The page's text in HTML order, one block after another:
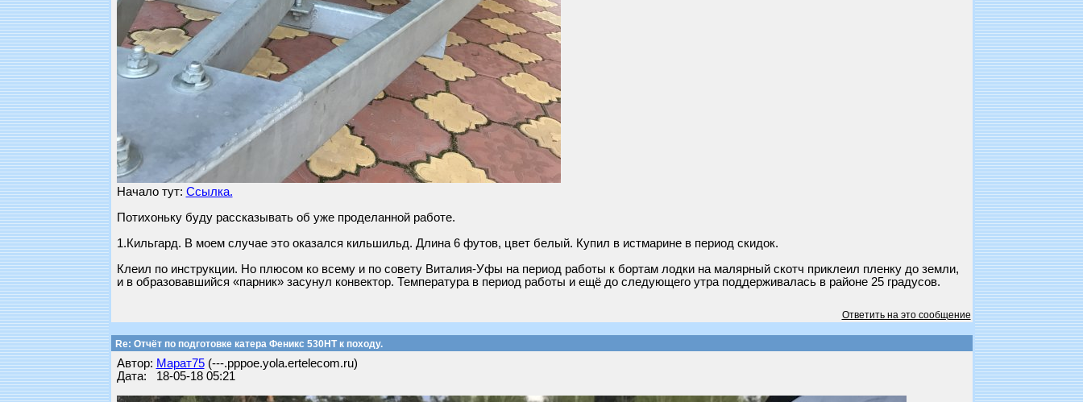
Начало тут: Ссылка.
Потихоньку буду рассказывать об уже проделанной работе.
1.Кильгард. В моем случае это оказался кильшильд. Длина 6 футов, цвет белый. Купил в истмарине в период скидок.
Клеил по инструкции. Но плюсом ко всему и по совету Виталия-Уфы на период работы к бортам лодки на малярный скотч приклеил пленку до земли,
и в образовавшийся «парник» засунул конвектор. Температура в период работы и ещё до следующего утра поддерживалась в районе 25 градусов.
Ответить на это сообщение
Re: Отчёт по подготовке катера Феникс 530НТ к походу.
Автор: Марат75(---.pppoe.yola.ertelecom.ru)
Дата: 18-05-18 05:21